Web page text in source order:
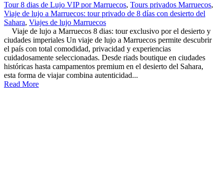
Tour 8 dias de Lujo VIP por Marruecos, Tours privados Marruecos,
Viaje de lujo a Marruecos: tour privado de 8 días con desierto del
Sahara, Viajes de lujo Marruecos
Viaje de lujo a Marruecos 8 dias: tour exclusivo por el desierto y
ciudades imperiales Un viaje de lujo a Marruecos permite descubrir
el país con total comodidad, privacidad y experiencias
cuidadosamente seleccionadas. Desde riads boutique en ciudades
históricas hasta campamentos premium en el desierto del Sahara,
esta forma de viajar combina autenticidad...
Read More